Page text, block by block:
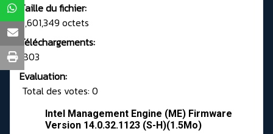
Taille du fichier:
9,601,349 octets
Téléchargements:
1803
Evaluation:
Total des votes: 0
Intel Management Engine (ME) Firmware
Version 14.0.32.1123 (S-H)(1.5Mo)